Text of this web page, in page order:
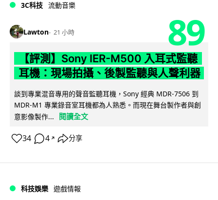
3C科技 流動音樂
Lawton 21 小時 89
【評測】Sony IER-M500 入耳式監聽
耳機：現場拍攝、後製監聽與人聲利器
談到專業混音專用的聲音監聽耳機，Sony 經典 MDR-7506 到
MDR-M1 專業錄音室耳機都為人熟悉。而現在舞台製作者與創
意影像製作...
閱讀全文
34 4 ↗ 分享
科技娛樂 遊戲情報